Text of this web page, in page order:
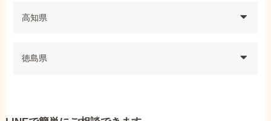
高知県
徳島県